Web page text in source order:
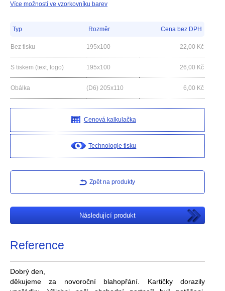
Více možností ve vzorkovníku barev
Typ Rozměr Cena bez DPH
Bez tisku 195x100 22,00 Kč
S tiskem (text, logo) 195x100 26,00 Kč
Obálka (D6) 205x110 6,00 Kč
Cenová kalkulačka
Technologie tisku
Zpět na produkty
Následující produkt
Reference
Dobrý den,
děkujeme za novoroční blahopřání. Kartičky dorazily